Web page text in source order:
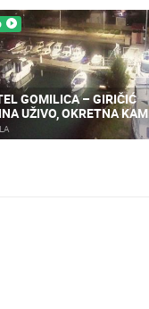
UŽIVO
RIBARSKA ZADRUGA
VEZOVI
KAŠTELA